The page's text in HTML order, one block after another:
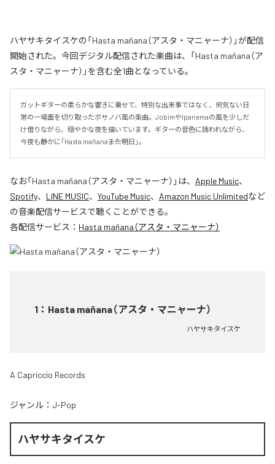
ハヤサキタイスケの「Hasta mañana（アスタ・マニャーナ）」が配信
開始された。今回デジタル配信された楽曲は、「Hasta mañana（ア
スタ・マニャーナ）」を含む全1曲となっている。
ガットギターの柔らかな響きに乗せて、特別な出来事ではなく、何気ない日
常の一場面を切り取ったボサノバ風の楽曲。JobimやIpanemaの風を少しだ
け借りながら、穏やかな夜を描いています。ギターの音色に誘われながら、
今夜も静かに「Hasta mañana――また明日」。
なお「Hasta mañana（アスタ・マニャーナ） 」は、 Apple Music、
Spotify、 LINE MUSIC、 YouTube Music、 Amazon Music Unlimitedなど
の音楽配信サービスで聴くことができる。
各配信サービス： Hasta mañana（アスタ・マニャーナ）
1 ： Hasta mañana（アスタ・マニャーナ）
ハヤサキタイスケ
A Capriccio Records
ジャンル： J-Pop
ハヤサキタイスケ